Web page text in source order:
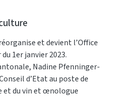
et devient l’Office
1er janvier 2023.
Nadine Pfenninger-
d’Etat au poste de
et du vin et œnologue